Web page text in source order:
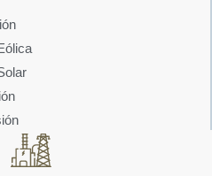
Implementado por: